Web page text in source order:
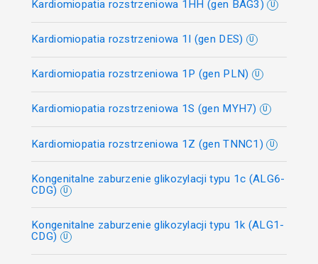
Kardiomiopatia rozstrzeniowa 1HH (gen BAG3) U
Kardiomiopatia rozstrzeniowa 1I (gen DES) U
Kardiomiopatia rozstrzeniowa 1P (gen PLN) U
Kardiomiopatia rozstrzeniowa 1S (gen MYH7) U
Kardiomiopatia rozstrzeniowa 1Z (gen TNNC1) U
Kongenitalne zaburzenie glikozylacji typu 1c (ALG6-
CDG)
U
Kongenitalne zaburzenie glikozylacji typu 1k (ALG1-
CDG)
U